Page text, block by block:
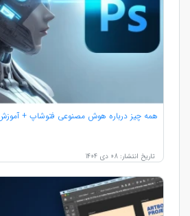
همه چیز درباره هوش مصنوعی فتوشاپ +
تاریخ انتشار: 08 دی 1404